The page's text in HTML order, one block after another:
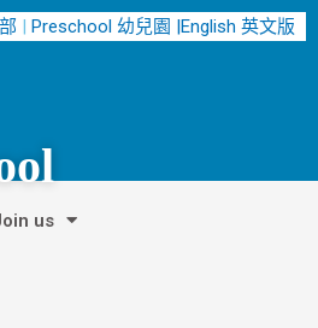
| Preschool 幼兒園 |English 英文版
us